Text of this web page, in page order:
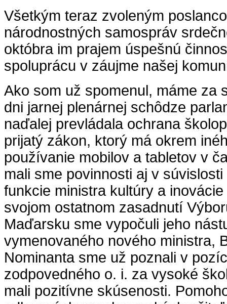
Všetkým teraz zvoleným
národnostných samospráv
októbra im prajem úspešnú
spoluprácu v záujme našej
Ako som už spomenul, máme za
dni jarnej plenárnej schôdze
naďalej prevládala ochrana
prijatý zákon, ktorý má okrem
používanie mobilov a tabletov v
mali sme povinnosti aj v
funkcie ministra kultúry a
svojom ostatnom zasadnutí
Maďarsku sme vypočuli jeho
vymenovaného nového ministra,
Nominanta sme už poznali v
zodpovedného o. i. za vysoké
mali pozitívne skúsenosti.